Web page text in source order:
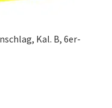
Kal. B, 6er-